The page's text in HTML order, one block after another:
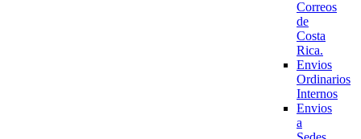
Correos
de
Costa
Rica.
Envios
Ordinarios
Internos
Envios
a